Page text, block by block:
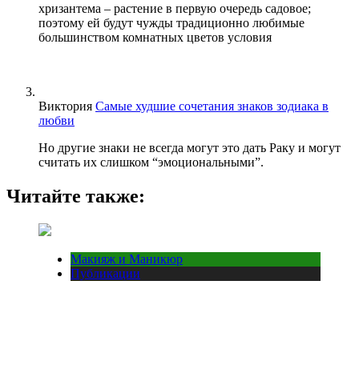
хризантема – растение в первую очередь садовое;
поэтому ей будут чужды традиционно любимые
большинством комнатных цветов условия
Виктория Самые худшие сочетания знаков зодиака в
любви
Но другие знаки не всегда могут это дать Раку и могут
считать их слишком “эмоциональными”.
Читайте также:
Макияж и Маникюр
Публикации